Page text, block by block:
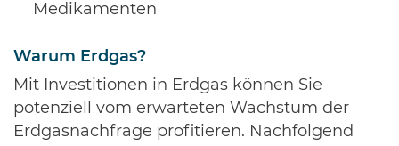
Medikamenten
Warum Erdgas?
Mit Investitionen in Erdgas können Sie
potenziell vom erwarteten Wachstum der
Erdgasnachfrage profitieren. Nachfolgend